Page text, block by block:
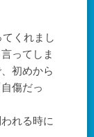
くれまし
ってしま
初めから
傷だっ
れる時に